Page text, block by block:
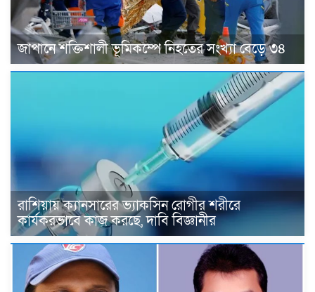
জাপানে শক্তিশালী ভূমিকম্পে নিহতের সংখ্যা বেড়ে ৩৪
রাশিয়ায় ক্যানসারের ভ্যাকসিন রোগীর শরীরে
কার্যকরভাবে কাজ করছে, দাবি বিজ্ঞানীর